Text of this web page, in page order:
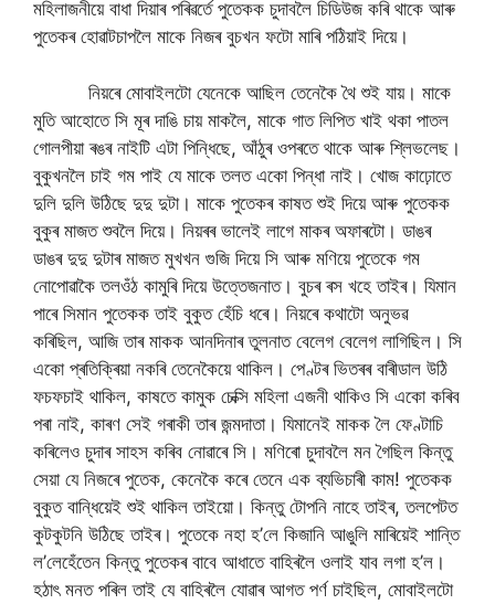
মহিলাজনীয়ে বাধা দিয়াৰ পৰিৱৰ্তে পুতেকক চুদাবলৈ চিডিউজ কৰি থাকে আৰু
পুতেকৰ হোৱাটচাপলৈ মাকে নিজৰ বুচখন ফটো মাৰি পঠিয়াই দিয়ে।
নিয়ৰে মোবাইলটো যেনেকে আছিল তেনেকৈ থৈ শুই যায়। মাকে
মুতি আহোতে সি মূৰ দাঙি চায় মাকলৈ, মাকে গাত লিপিত খাই থকা পাতল
গোলপীয়া ৰঙৰ নাইটি এটা পিন্ধিছে, আঁঠুৰ ওপৰতে থাকে আৰু শ্লিভলেছ।
বুকুখনলৈ চাই গম পাই যে মাকে তলত একো পিন্ধা নাই। খোজ কাঢ়োতে
দুলি দুলি উঠিছে দুদু দুটা। মাকে পুতেকৰ কাষত শুই দিয়ে আৰু পুতেকক
বুকুৰ মাজত শুবলৈ দিয়ে। নিয়ৰৰ ভালেই লাগে মাকৰ অফাৰটো। ডাঙৰ
ডাঙৰ দুদু দুটাৰ মাজত মুখখন গুজি দিয়ে সি আৰু মণিয়ে পুতেকে গম
নোপোৱাকৈ তলওঁঠ কামুৰি দিয়ে উত্তেজনাত। বুচৰ ৰস খহে তাইৰ। যিমান
পাৰে সিমান পুতেকক তাই বুকুত হেঁচি ধৰে। নিয়ৰে কথাটো অনুভৱ
কৰিছিল, আজি তাৰ মাকক আনদিনাৰ তুলনাত বেলেগ বেলেগ লাগিছিল। সি
একো প্ৰতিক্ৰিয়া নকৰি তেনেকৈয়ে থাকিল। পেণ্টৰ ভিতৰৰ বাৰীডাল উঠি
ফচফচাই থাকিল, কাষতে কামুক চেক্সি মহিলা এজনী থাকিও সি একো কৰিব
পৰা নাই, কাৰণ সেই গৰাকী তাৰ জন্মদাতা। যিমানেই মাকক লৈ ফেণ্টাচি
কৰিলেও চুদাৰ সাহস কৰিব নোৱাৰে সি। মণিৰো চুদাবলৈ মন গৈছিল কিন্তু
সেয়া যে নিজৰে পুতেক, কেনেকৈ কৰে তেনে এক ব্যভিচাৰী কাম! পুতেকক
বুকুত বান্ধিয়েই শুই থাকিল তাইয়ো। কিন্তু টোপনি নাহে তাইৰ, তলপেটত
কুটকুটনি উঠিছে তাইৰ। পুতেকে নহা হ’লে কিজানি আঙুলি মাৰিয়েই শান্তি
ল’লেহেঁতেন কিন্তু পুতেকৰ বাবে আধাতে বাহিৰলৈ ওলাই যাব লগা হ’ল।
হঠাৎ মনত পৰিল তাই যে বাহিৰলৈ যোৱাৰ আগত পৰ্ণ চাইছিল, মোবাইলটো